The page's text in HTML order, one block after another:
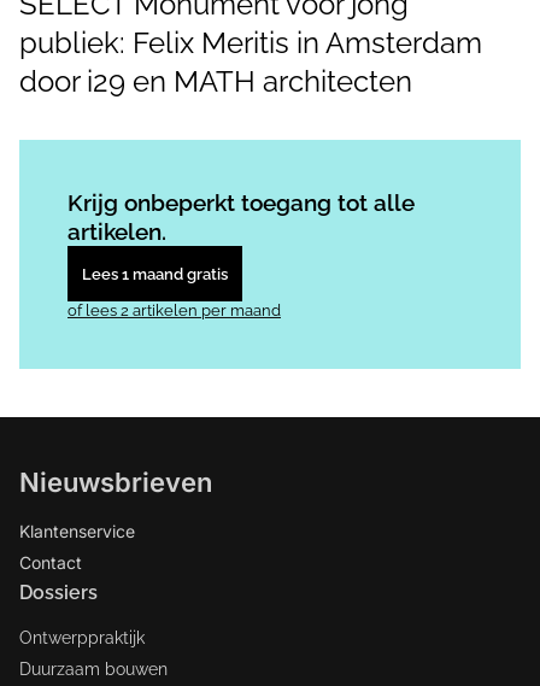
publiek: Felix Meritis in Amsterdam
door i29 en MATH architecten
Krijg onbeperkt toegang tot alle
artikelen.
Lees 1 maand gratis
of lees 2 artikelen per maand
Nieuwsbrieven
Klantenservice
Contact
Dossiers
Ontwerppraktijk
Duurzaam bouwen